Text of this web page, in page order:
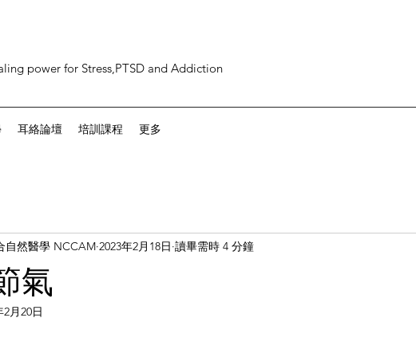
power for Stress,PTSD and Addiction
耳絡論壇 培訓課程 更多
氣
自然醫學 NCCAM 2023年2月18日 讀畢需時 4 分鐘
2月20日